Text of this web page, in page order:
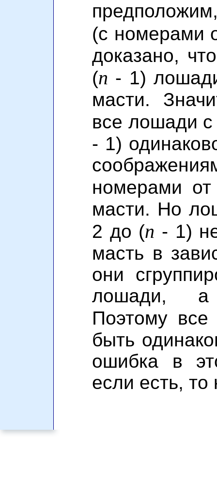
(с номерами
доказано,
(n - 1)
масти.
все лошади
- 1)
номерами
масти. Но
2 до (n - 1)
масть в
они
лошади,
Поэтому
быть
ошибка в
если есть, то